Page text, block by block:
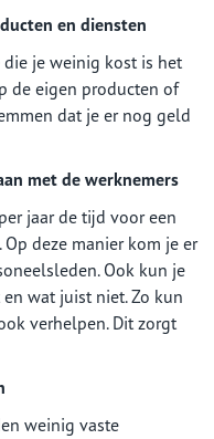
en diensten
die je weinig kost is het
de eigen producten of
dat je er nog geld
met de werknemers
jaar de tijd voor een
deze manier kom je er
Ook kun je
wat juist niet. Zo kun
verhelpen. Dit zorgt
weinig vaste